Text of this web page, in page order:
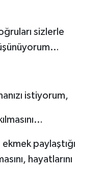
sizlerle
istiyorum,
paylaştığı
hayatlarını